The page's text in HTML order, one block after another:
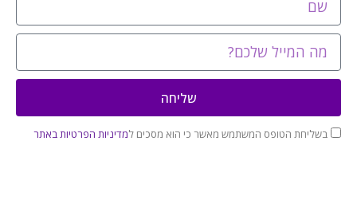
בשליחת הטופס המשתמש מאשר כי הוא מסכים למדיניות הפרטיות באתר
שליחה